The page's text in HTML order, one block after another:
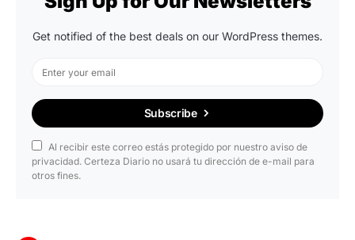
Get notified of the best deals on our WordPress themes.
Subscribe
Al recibir este correo estás protegido por nuestro aviso de
privacidad. Certeza Diario no usará tu dirección de e-mail para
otros fines.